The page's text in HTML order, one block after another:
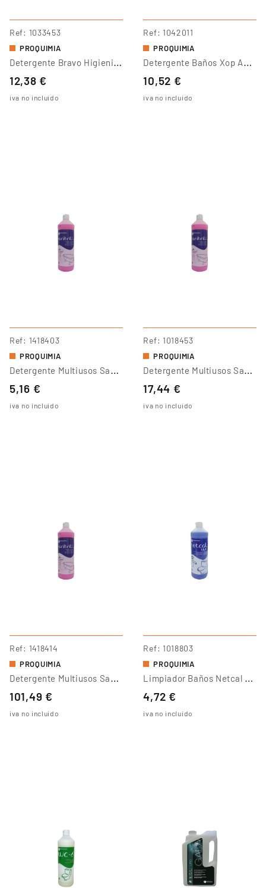
Ref 1033453
PROQUIMIA
D
Etergente Bravo Higienizante
12,38 €
iva no incluido
Ref 1042011
PROQUIMIA
D
Etergente Baños Xop Antical
10,52 €
iva no incluido
Ref 1418403
PROQUIMIA
D
Etergente Multiusos Sanibrill 1L
5,16 €
iva no incluido
Ref 1018453
PROQUIMIA
D
Etergente Multiusos Sanibrill 4L
17,44 €
iva no incluido
Ref 1418414
PROQUIMIA
D
Etergente Multiusos Sanibrill 20L
101,49 €
iva no incluido
Ref 1018803
PROQUIMIA
L
Impiador Baños Netcal WC
4,72 €
iva no incluido